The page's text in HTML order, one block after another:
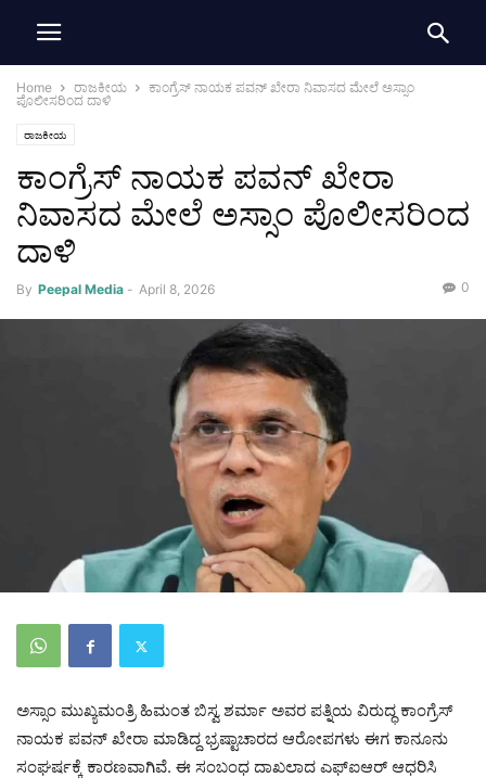
Home ರಾಜಕೀಯ
ಕಾಂಗ್ರೆಸ್‌ ನಾಯಕ ಪವನ್ ಖೇರಾ ನಿವಾಸದ ಮೇಲೆ ಅಸ್ಸಾಂ
ಪೊಲೀಸರಿಂದ ದಾಳಿ
ರಾಜಕೀಯ
ಕಾಂಗ್ರೆಸ್‌ ನಾಯಕ ಪವನ್ ಖೇರಾ
ನಿವಾಸದ ಮೇಲೆ ಅಸ್ಸಾಂ ಪೊಲೀಸರಿಂದ
ದಾಳಿ
By Peepal Media - April 8, 2026 0
ಅಸ್ಸಾಂ ಮುಖ್ಯಮಂತ್ರಿ ಹಿಮಂತ ಬಿಸ್ವ ಶರ್ಮಾ ಅವರ ಪತ್ನಿಯ ವಿರುದ್ಧ ಕಾಂಗ್ರೆಸ್
ನಾಯಕ ಪವನ್ ಖೇರಾ ಮಾಡಿದ್ದ ಭ್ರಷ್ಟಾಚಾರದ ಆರೋಪಗಳು ಈಗ ಕಾನೂನು
ಸಂಘರ್ಷಕ್ಕೆ ಕಾರಣವಾಗಿವೆ. ಈ ಸಂಬಂಧ ದಾಖಲಾದ ಎಫ್‌ಐಆರ್ ಆಧರಿಸಿ